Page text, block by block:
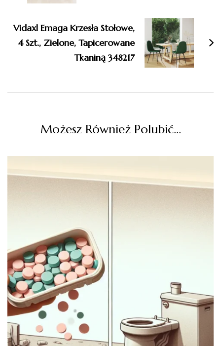
Vidaxl Emaga Krzesła Stołowe,
4 Szt., Zielone, Tapicerowane
Tkaniną 348217
Możesz Również Polubić…